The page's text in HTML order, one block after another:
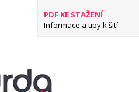
PDF KE STAŽENÍ
Informace a tipy k šití